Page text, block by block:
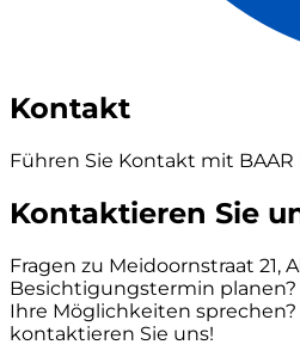
Kontakt
Führen Sie Kontakt mit BAAR
Kontaktieren Sie
Fragen zu Meidoornstraat 21,
Besichtigungstermin
Ihre Möglichkeiten
kontaktieren Sie uns!